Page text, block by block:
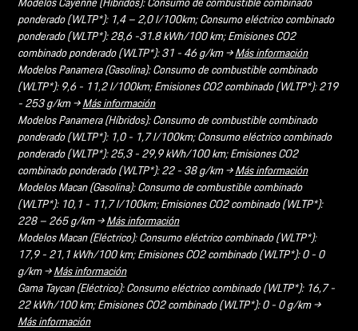
ponderado (WLTP*): 1,4 – 2,0 l/100km; Consumo eléctrico combinado
ponderado (WLTP*): 28,6 -31.8 kWh/100 km; Emisiones CO2
combinado ponderado (WLTP*): 31 - 46 g/km →Más información
Modelos Panamera (Gasolina): Consumo de combustible combinado
(WLTP*): 9,6 - 11,2 l/100km; Emisiones CO2 combinado (WLTP*): 219
- 253 g/km →Más información
Modelos Panamera (Híbridos): Consumo de combustible combinado
ponderado (WLTP*): 1,0 - 1,7 l/100km; Consumo eléctrico combinado
ponderado (WLTP*): 25,3 - 29,9 kWh/100 km; Emisiones CO2
combinado ponderado (WLTP*): 22 - 38 g/km →Más información
Modelos Macan (Gasolina): Consumo de combustible combinado
(WLTP*): 10,1 - 11,7 l/100km; Emisiones CO2 combinado (WLTP*):
228 – 265 g/km →Más información
Modelos Macan (Eléctrico): Consumo eléctrico combinado (WLTP*):
17,9 - 21,1 kWh/100 km; Emisiones CO2 combinado (WLTP*): 0 - 0
g/km →Más información
Gama Taycan (Eléctrico): Consumo eléctrico combinado (WLTP*): 16,7 -
22 kWh/100 km; Emisiones CO2 combinado (WLTP*): 0 - 0 g/km →
Más información